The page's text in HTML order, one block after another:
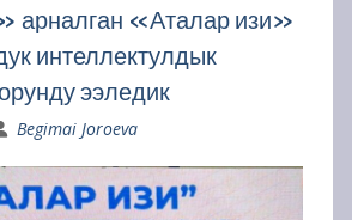
арналган «Аталар изи»
интеллектулдык
ээледик
Begimai Joroeva